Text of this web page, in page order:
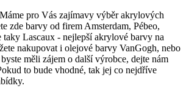
pro Vás zajímavy výběr akrylových
zde barvy od firem Amsterdam, Pébeo,
taky Lascaux - nejlepší akrylové barvy na
nakupovat i olejové barvy VanGogh, nebo
měli zájem o další výrobce, dejte nám
to bude vhodné, tak jej co nejdříve